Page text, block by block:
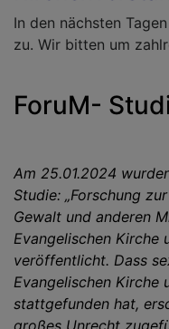
In den nächsten
zu. Wir bitten um
ForuM-
Am 25.01.2024
Studie: „Forschung
Gewalt und anderen
Evangelischen Kirche
veröffentlicht. Dass
Evangelischen Kirche
stattgefunden hat,
großes Unrecht